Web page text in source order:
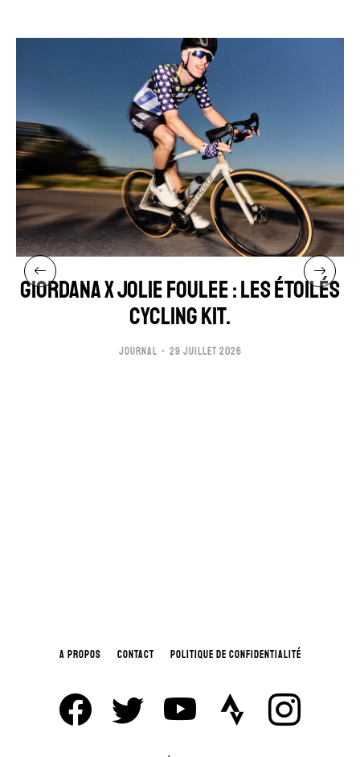
GIORDANA x JOLIE FOULEE : LES ÉTOILÉS
CYCLING KIT.
JOURNAL 29 JUILLET 2026
A PROPOS CONTACT POLITIQUE DE CONFIDENTIALITÉ